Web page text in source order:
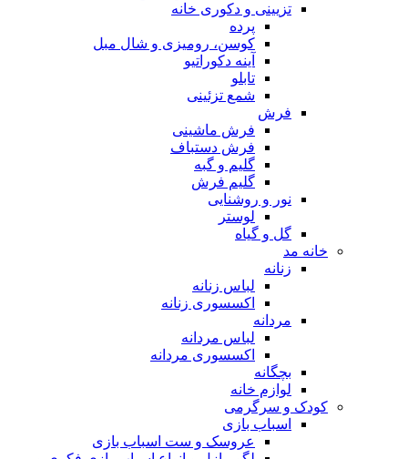
تزیینی و دکوری خانه
پرده
کوسن، رومیزی و شال مبل
آینه دکوراتیو
تابلو
شمع تزئینی
فرش
فرش ماشینی
فرش دستباف
گلیم و گبه
گلیم فرش
نور و روشنایی
لوستر
گل و گیاه
خانه مد
زنانه
لباس زنانه
اکسسوری زنانه
مردانه
لباس مردانه
اکسسوری مردانه
بچگانه
لوازم خانه
کودک و سرگرمی
اسباب بازی
عروسک و ست اسباب بازی